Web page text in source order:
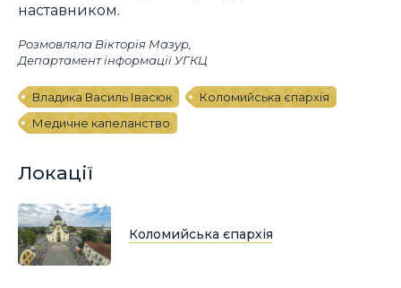
наставником.
Розмовляла Вікторія Мазур,
Департамент інформації УГКЦ
Владика Василь Івасюк
Коломийська єпархія
Медичне капеланство
Локації
Коломийська єпархія